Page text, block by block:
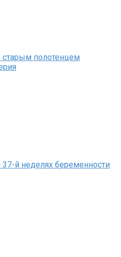
полотенцем
й неделях беременности